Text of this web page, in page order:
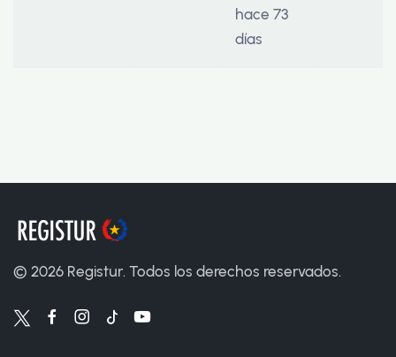
hace 73
días
© 2026 Registur. Todos los derechos reservados.